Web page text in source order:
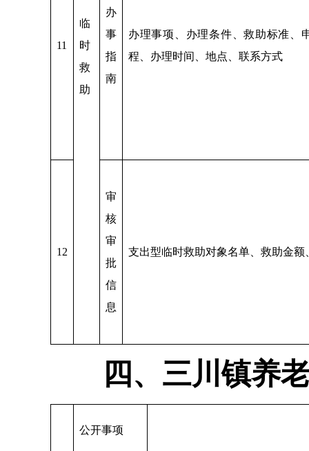
临
时
救
助
11
办
事
指
南
办理事项、办理条件、救助标准、
程、办理时间、地点、联系方式
12
审
核
审
批
信
息
支出型临时救助对象名单、救助金额
四、三川镇养
公开事项